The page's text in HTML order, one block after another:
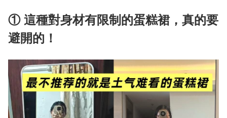
① 這種對身材有限制的蛋糕裙，真的要
避開的！